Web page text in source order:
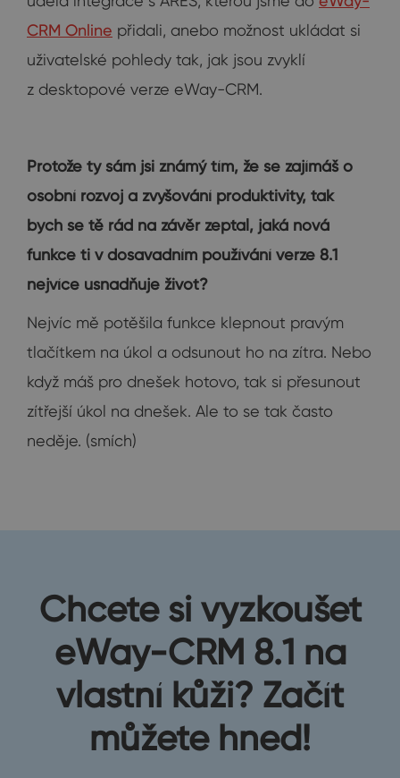
CRM Online přidali, anebo možnost ukládat si
uživatelské pohledy tak, jak jsou zvyklí
z desktopové verze eWay-CRM.
Protože ty sám jsi známý tím, že se zajímáš o
osobní rozvoj a zvyšování produktivity, tak
bych se tě rád na závěr zeptal, jaká nová
funkce ti v dosavadním používání verze 8.1
nejvíce usnadňuje život?
Nejvíc mě potěšila funkce klepnout pravým
tlačítkem na úkol a odsunout ho na zítra. Nebo
když máš pro dnešek hotovo, tak si přesunout
zítřejší úkol na dnešek. Ale to se tak často
neděje. (smích)
Chcete si vyzkoušet
eWay-CRM 8.1 na
vlastní kůži? Začít
můžete hned!